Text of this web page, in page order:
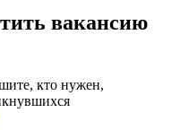
вакансию
кто нужен,